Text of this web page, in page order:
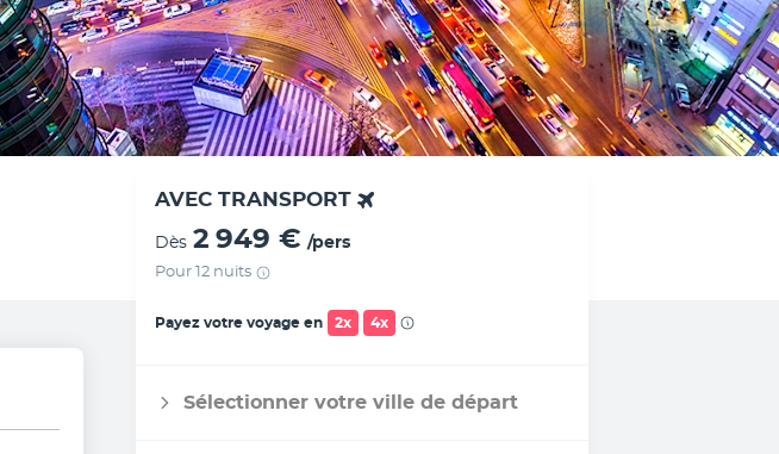
AVEC TRANSPORT
Dès 2 949 € /pers
Pour 12 nuits
Payez votre voyage en 2x 4x
Sélectionner votre ville de départ